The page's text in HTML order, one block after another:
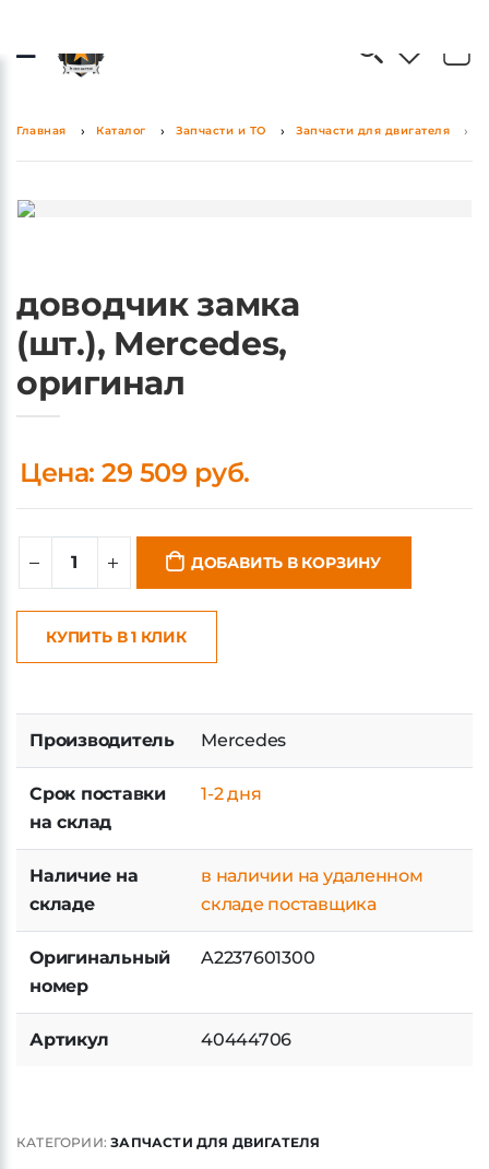
Главная Каталог Запчасти и ТО Запчасти для двигателя
доводчик замка
(шт.), Mercedes,
оригинал
Цена: 29 509 руб.
ДОБАВИТЬ В КОРЗИНУ
КУПИТЬ В 1 КЛИК
Производитель Mercedes
Срок поставки
на склад
1-2 дня
Наличие на
складе
в наличии на удаленном
складе поставщика
Оригинальный
номер
A2237601300
Артикул 40444706
КАТЕГОРИИ:ЗАПЧАСТИ ДЛЯ ДВИГАТЕЛЯ